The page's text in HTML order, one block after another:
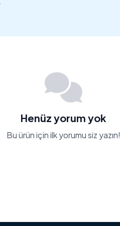
Henüz yorum yok
Bu ürün için ilk yorumu siz yazın!